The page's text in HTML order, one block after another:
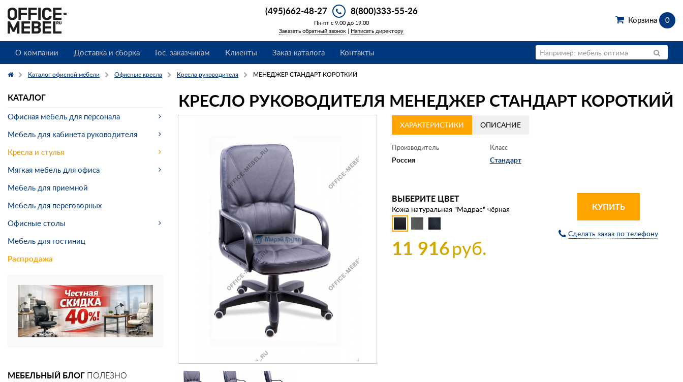
(495)662-48-27 8(800)333-55-26
Пн-пт с 9.00 до 19.00
Заказать обратный звонок | Написать директору
Корзина 0
О компании Доставка и сборка Гос. заказчикам Клиенты Заказ каталога Контакты
Каталог офисной мебели Офисные кресла Кресла руководителя МЕНЕДЖЕР СТАНДАРТ КОРОТКИЙ
КРЕСЛО РУКОВОДИТЕЛЯ МЕНЕДЖЕР СТАНДАРТ КОРОТКИЙ
ХАРАКТЕРИСТИКИ ОПИСАНИЕ
Производитель
Россия
Класс
Стандарт
ВЫБЕРИТЕ ЦВЕТ
Кожа натуральная "Мадрас" чёрная
11 916руб.
КУПИТЬ
Сделать заказ по телефону
КАТАЛОГ
Офисная мебель для персонала
Мебель для кабинета руководителя
Кресла и стулья
Мягкая мебель для офиса
Мебель для приемной
Мебель для переговорных
Офисные столы
Мебель для гостиниц
Распродажа
МЕБЕЛЬНЫЙ БЛОГ ПОЛЕЗНО